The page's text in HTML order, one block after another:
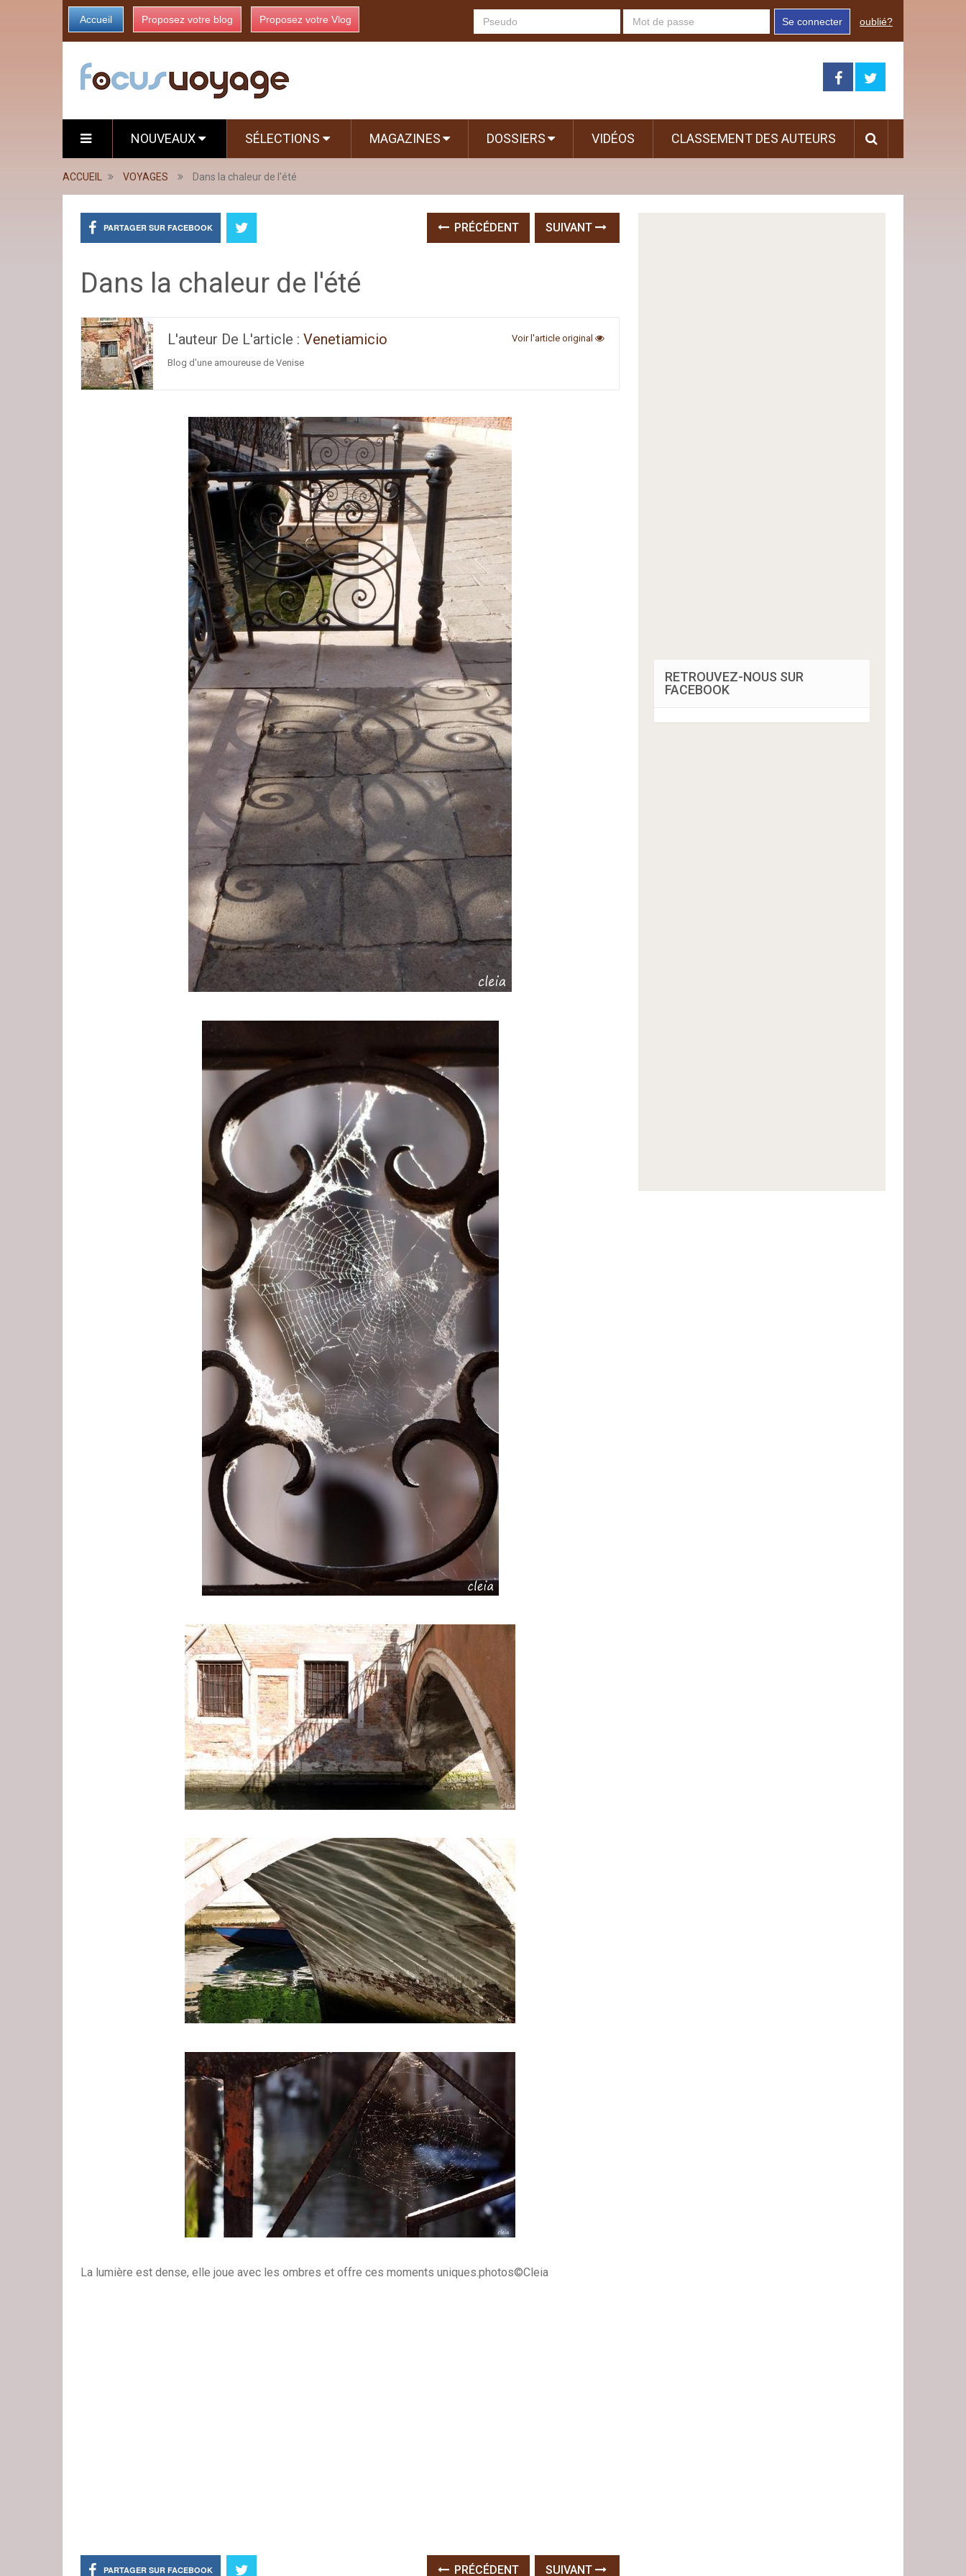
Accueil Proposez votre blog Proposez votre Vlog Se connecter oublié?
NOUVEAUX SÉLECTIONS MAGAZINES DOSSIERS VIDÉOS CLASSEMENT DES AUTEURS
ACCUEIL VOYAGES Dans la chaleur de l'été
PARTAGER SUR FACEBOOK PRÉCÉDENT SUIVANT
Dans la chaleur de l'été
L'auteur De L'article : Venetiamicio Voir l'article original
Blog d'une amoureuse de Venise
La lumière est dense, elle joue avec les ombres et offre ces moments uniques.photos©Cleia
PARTAGER SUR FACEBOOK PRÉCÉDENT SUIVANT
RETROUVEZ-NOUS SUR
FACEBOOK